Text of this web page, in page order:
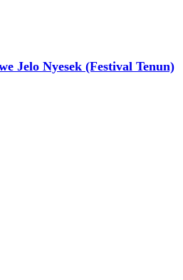
Jelo Nyesek (Festival Tenun)